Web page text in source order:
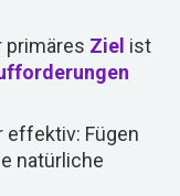
primäres Ziel ist
effektiv: Fügen
natürliche